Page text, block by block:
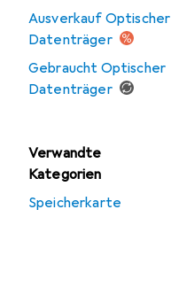
Ausverkauf Optischer
Datenträger
Gebraucht Optischer
Datenträger
Verwandte
Kategorien
Speicherkarte